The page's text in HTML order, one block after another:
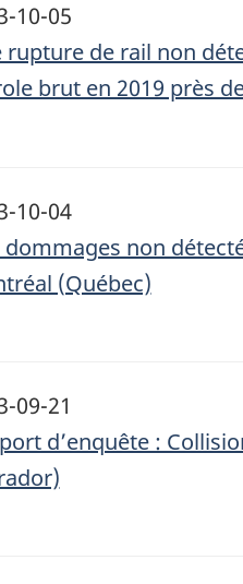
10-05
rupture de rail non
brut en 2019 près
10-04
dommages non
(Québec)
09-21
d’enquête :